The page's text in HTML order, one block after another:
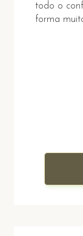
todo o
forma